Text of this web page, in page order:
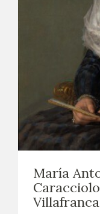
María
Villafranca